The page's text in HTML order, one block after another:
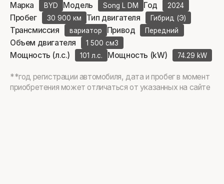
Марка BYD Модель Song L DM Год 2024
Пробег 30 900 км Тип двигателя Гибрид (Э)
Трансмиссия вариатор Привод Передний
Объем двигателя 1 500 см3
Мощность (л.с.) 101 л.с. Мощность (kW) 74.29 kW
**год регистрации автомобиля, дата и пробег в момент
приобретения может отличаться от указанных на сайте